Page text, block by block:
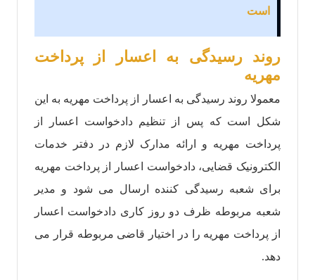
است
روند رسيدگی به اعسار از پرداخت
مهریه
معمولا روند رسیدگی به اعسار از پرداخت مهریه به این
شکل است که پس از تنظیم دادخواست اعسار از
پرداخت مهریه و ارائه مدارک لازم در دفتر خدمات
الکترونیک قضایی، دادخواست اعسار از پرداخت مهریه
برای شعبه رسیدگی کننده ارسال می شود و مدیر
شعبه مربوطه ظرف دو روز کاری دادخواست اعسار
از پرداخت مهریه را در اختیار قاضی مربوطه قرار می
دهد.